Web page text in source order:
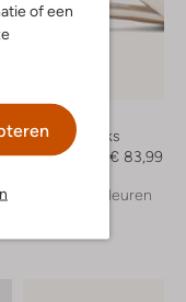
of een
Notre-V
Slingbacks
€ 139,99
€ 83,99
+ meer kleuren